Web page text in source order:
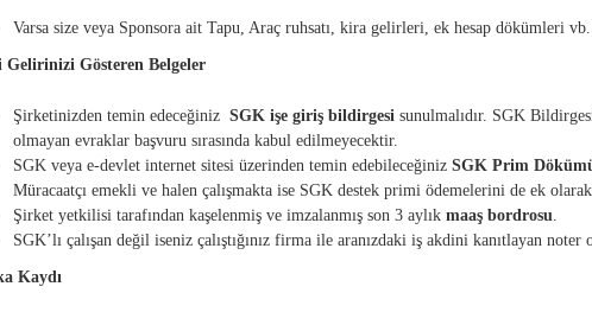
Varsa size veya Sponsora ait Tapu, Araç ruhsatı, kira gelirleri, ek hesap dökümleri
Gelirinizi Gösteren Belgeler
Şirketinizden temin edeceğiniz SGK işe giriş bildirgesi sunulmalıdır. SGK
olmayan evraklar başvuru sırasında kabul edilmeyecektir.
SGK veya e-devlet internet sitesi üzerinden temin edebileceğiniz SGK Prim
Müracaatçı emekli ve halen çalışmakta ise SGK destek primi ödemelerini de ek
Şirket yetkilisi tarafından kaşelenmiş ve imzalanmış son 3 aylık maaş bordrosu
SGK’lı çalışan değil iseniz çalıştığınız firma ile aranızdaki iş akdini kanıtlayan noter
Kaydı